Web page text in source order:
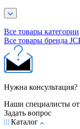
Все товары категории
Все товары бренда
Нужна консультация?
Наши специалисты
Задать вопрос
Каталог